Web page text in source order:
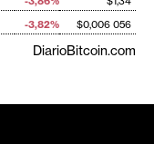
-3,82% $0,006 056
DiarioBitcoin.com